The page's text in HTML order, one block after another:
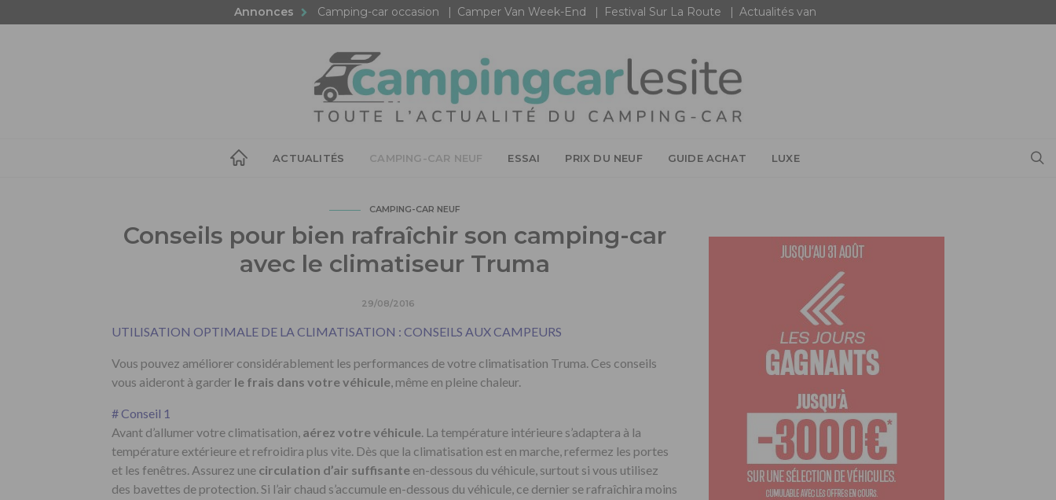
Annonces Camping-car occasion Camper Van Week-End Festival Sur La Route Actualités van
ACTUALITÉS CAMPING-CAR NEUF ESSAI PRIX DU NEUF GUIDE ACHAT LUXE
CAMPING-CAR NEUF
Conseils pour bien rafraîchir son camping-car
avec le climatiseur Truma
29/08/2016
UTILISATION OPTIMALE DE LA CLIMATISATION : CONSEILS AUX CAMPEURS
Vous pouvez améliorer considérablement les performances de votre climatisation Truma. Ces conseils
vous aideront à garder le frais dans votre véhicule, même en pleine chaleur.
# Conseil 1
Avant d’allumer votre climatisation, aérez votre véhicule. La température intérieure s’adaptera à la
température extérieure et refroidira plus vite. Dès que la climatisation est en marche, refermez les portes
et les fenêtres. Assurez une circulation d’air suffisante en-dessous du véhicule, surtout si vous utilisez
des bavettes de protection. Si l’air chaud s’accumule en-dessous du véhicule, ce dernier se rafraîchira moins